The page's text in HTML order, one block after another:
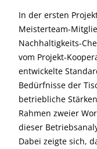
In der ersten
Meisterteam-
Nachhaltigkeits-
vom Projekt-
entwickelte
Bedürfnisse der
betriebliche
Rahmen zweier
dieser
Dabei zeigte sich,